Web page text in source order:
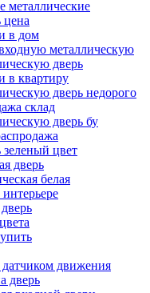
металлические
цена
в дом
металлическую
дверь
в квартиру
дверь недорого
склад
дверь бу
зеленый цвет
дверь
белая
датчиком движения
дверь